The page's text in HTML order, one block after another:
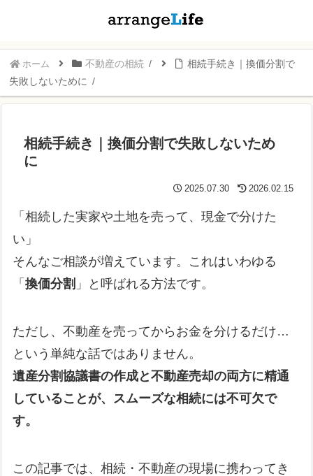
ホーム 不動産の相続
相続手続き｜換価分割で
失敗しないために
相続手続き｜換価分割で失敗しないため
に
2025.07.30 2026.02.15
「相続した実家や土地を売って、現金で分けた
い」
そんなご相談が増えています。これはいわゆる
「換価分割 」と呼ばれる方法です。
ただし、不動産を売ってからお金を分けるだけ…
という単純な話ではありません。
遺産分割協議書の作成と不動産売却の両方に精通
していることが、スムーズな相続には不可欠で
す。
この記事では、相続・不動産の現場に携わってき